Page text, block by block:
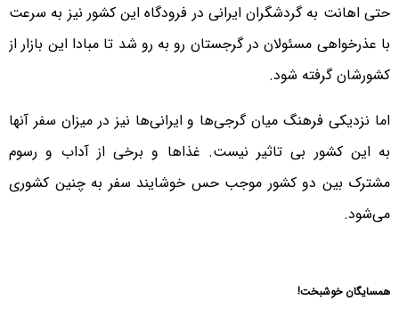
حتی اهانت به گردشگران ایرانی در فرودگاه این کشور نیز به سرعت
با عذرخواهی مسئولان در گرجستان رو به رو شد تا مبادا این بازار از
کشورشان گرفته شود.
اما نزدیکی فرهنگ میان گرجی‌ها و ایرانی‌ها نیز در میزان سفر آنها
به این کشور بی تاثیر نیست. غذاها و برخی از آداب و رسوم
مشترک بین دو کشور موجب حس خوشایند سفر به چنین کشوری
می‌شود.
همسایگان خوشبخت!